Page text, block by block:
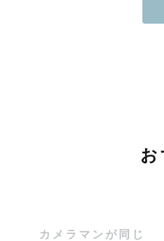
5歳と2歳の女の子のママ
保育士資格も持ってお
カメラマンが同じ